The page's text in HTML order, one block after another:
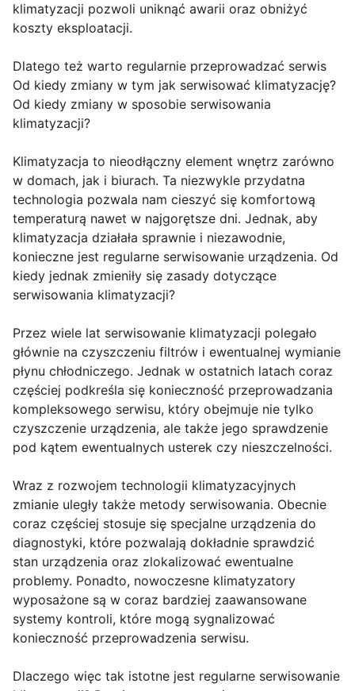
klimatyzacji pozwoli uniknąć awarii oraz obniżyć
koszty eksploatacji.
Dlatego też warto regularnie przeprowadzać serwis
Od kiedy zmiany w tym jak serwisować klimatyzację?
Od kiedy zmiany w sposobie serwisowania
klimatyzacji?
Klimatyzacja to nieodłączny element wnętrz zarówno
w domach, jak i biurach. Ta niezwykle przydatna
technologia pozwala nam cieszyć się komfortową
temperaturą nawet w najgorętsze dni. Jednak, aby
klimatyzacja działała sprawnie i niezawodnie,
konieczne jest regularne serwisowanie urządzenia. Od
kiedy jednak zmieniły się zasady dotyczące
serwisowania klimatyzacji?
Przez wiele lat serwisowanie klimatyzacji polegało
głównie na czyszczeniu filtrów i ewentualnej wymianie
płynu chłodniczego. Jednak w ostatnich latach coraz
częściej podkreśla się konieczność przeprowadzania
kompleksowego serwisu, który obejmuje nie tylko
czyszczenie urządzenia, ale także jego sprawdzenie
pod kątem ewentualnych usterek czy nieszczelności.
Wraz z rozwojem technologii klimatyzacyjnych
zmianie uległy także metody serwisowania. Obecnie
coraz częściej stosuje się specjalne urządzenia do
diagnostyki, które pozwalają dokładnie sprawdzić
stan urządzenia oraz zlokalizować ewentualne
problemy. Ponadto, nowoczesne klimatyzatory
wyposażone są w coraz bardziej zaawansowane
systemy kontroli, które mogą sygnalizować
konieczność przeprowadzenia serwisu.
Dlaczego więc tak istotne jest regularne serwisowanie